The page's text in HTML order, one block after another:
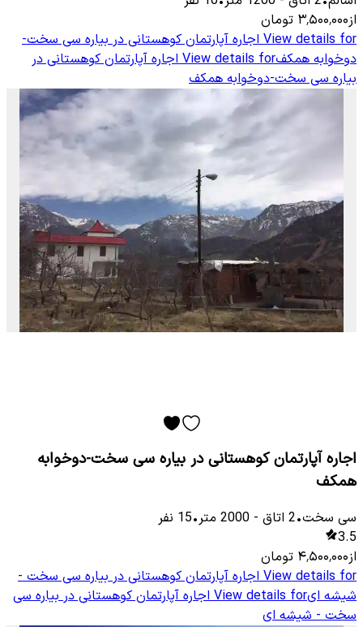
از۳٬۵۰۰٬۰۰۰ تومان
View details for اجاره آپارتمان کوهستانی در بیاره سی سخت-
دوخوابه همکفView details for اجاره آپارتمان کوهستانی در
بیاره سی سخت-دوخوابه همکف
اجاره آپارتمان کوهستانی در بیاره سی سخت-دوخوابه
همکف
سی سخت•
2 اتاق -
2000 متر•
15 نفر
3.5
از۴٬۵۰۰٬۰۰۰ تومان
View details for اجاره آپارتمان کوهستانی در بیاره سی سخت -
شیشه ایView details for اجاره آپارتمان کوهستانی در بیاره سی
سخت - شیشه ای